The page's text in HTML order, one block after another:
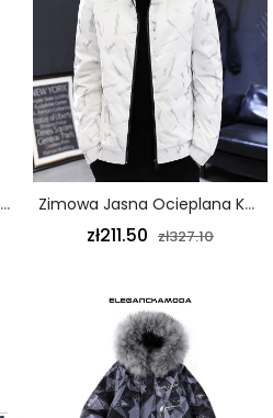
Zimowa Gruba Męska Kurtka Dżinsowa Z Owczej Wełny Z Kapturem Niebieska Zimowa Jasna Ocieplana Kurtka Męska Ze Stójką Krótki Wąski Lekki Płaszcz Biały
zł211.50 zł327.10